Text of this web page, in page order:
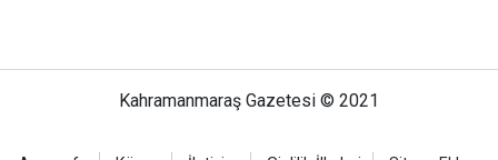
Kahramanmaraş Gazetesi © 2021